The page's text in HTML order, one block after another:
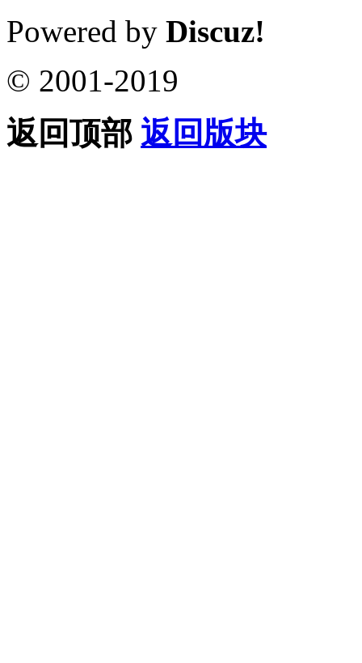
Powered by Discuz!
© 2001-2019
返回顶部 返回版块